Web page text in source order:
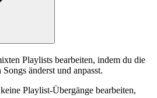
Playlists bearbeiten, indem du die
änderst und anpasst.
Playlist-Übergänge bearbeiten,